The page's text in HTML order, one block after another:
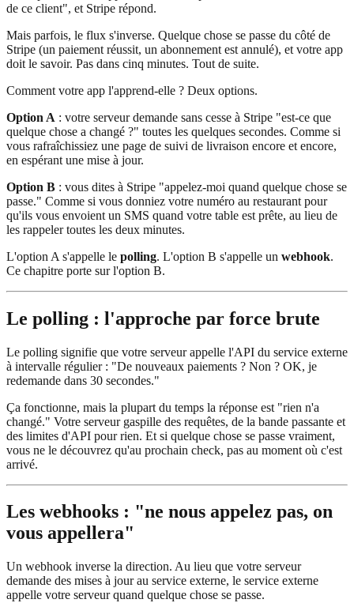
de ce client", et Stripe répond.
Mais parfois, le flux s'inverse. Quelque chose se passe du côté de
Stripe (un paiement réussit, un abonnement est annulé), et votre app
doit le savoir. Pas dans cinq minutes. Tout de suite.
Comment votre app l'apprend-elle ? Deux options.
Option A : votre serveur demande sans cesse à Stripe "est-ce que
quelque chose a changé ?" toutes les quelques secondes. Comme si
vous rafraîchissiez une page de suivi de livraison encore et encore,
en espérant une mise à jour.
Option B : vous dites à Stripe "appelez-moi quand quelque chose se
passe." Comme si vous donniez votre numéro au restaurant pour
qu'ils vous envoient un SMS quand votre table est prête, au lieu de
les rappeler toutes les deux minutes.
L'option A s'appelle le polling. L'option B s'appelle un webhook.
Ce chapitre porte sur l'option B.
Le polling : l'approche par force brute
Le polling signifie que votre serveur appelle l'API du service externe
à intervalle régulier : "De nouveaux paiements ? Non ? OK, je
redemande dans 30 secondes."
Ça fonctionne, mais la plupart du temps la réponse est "rien n'a
changé." Votre serveur gaspille des requêtes, de la bande passante et
des limites d'API pour rien. Et si quelque chose se passe vraiment,
vous ne le découvrez qu'au prochain check, pas au moment où c'est
arrivé.
Les webhooks : "ne nous appelez pas, on
vous appellera"
Un webhook inverse la direction. Au lieu que votre serveur
demande des mises à jour au service externe, le service externe
appelle votre serveur quand quelque chose se passe.